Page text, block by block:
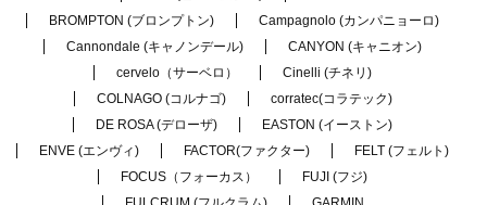
BROMPTON (ブロンプトン)
Campagnolo (カンパニョーロ)
Cannondale (キャノンデール)
CANYON (キャニオン)
cervelo（サーベロ）
Cinelli (チネリ)
COLNAGO (コルナゴ)
corratec(コラテック)
DE ROSA (デローザ)
EASTON (イーストン)
ENVE (エンヴィ)
FACTOR(ファクター)
FELT (フェルト)
FOCUS（フォーカス）
FUJI (フジ)